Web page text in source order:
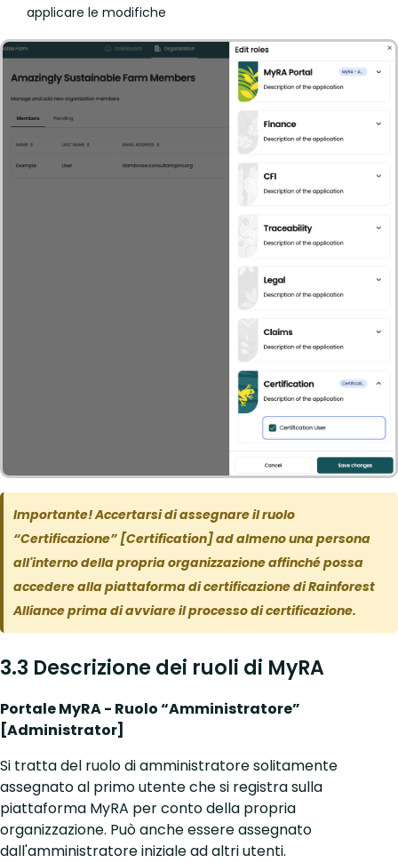
applicare le modifiche
Importante! Accertarsi di assegnare il ruolo
“Certificazione” [Certification] ad almeno una persona
all'interno della propria organizzazione affinché possa
accedere alla piattaforma di certificazione di Rainforest
Alliance prima di avviare il processo di certificazione.
3.3 Descrizione dei ruoli di MyRA
Portale MyRA - Ruolo “Amministratore”
[Administrator]
Si tratta del ruolo di amministratore solitamente
assegnato al primo utente che si registra sulla
piattaforma MyRA per conto della propria
organizzazione. Può anche essere assegnato
dall'amministratore iniziale ad altri utenti.